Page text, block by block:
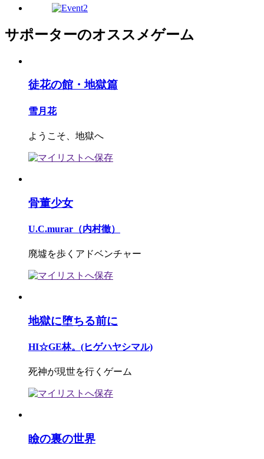
サポーターのオススメゲーム
徒花の館・地獄篇
雪月花
ようこそ、地獄へ
骨董少女
U.C.murar（内村徹）
廃墟を歩くアドベンチャー
地獄に堕ちる前に
HI☆GE林。(ヒゲハヤシマル)
死神が現世を行くゲーム
瞼の裏の世界